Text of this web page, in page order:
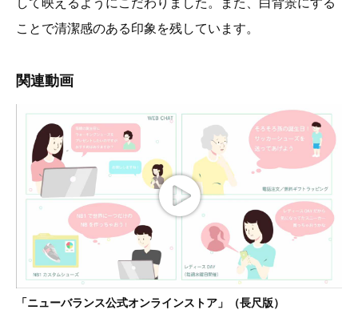
して映えるようにこだわりました。また、白背景にする
ことで清潔感のある印象を残しています。
関連動画
「ニューバランス公式オンラインストア」（長尺版）